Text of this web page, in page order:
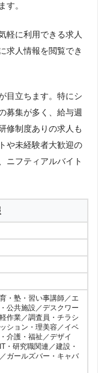
す。
軽に利用できる求人
求人情報を閲覧でき
目立ちます。特にシ
募集が多く、給与週
修制度ありの求人も
や未経験者大歓迎の
ニフティアルバイト
・塾・習い事講師／エ
公共施設／デスクワー
作業／調査員・チラシ
ション・理美容／イベ
介護・福祉／デザイ
・研究職関連／建設・
ガールズバー・キャバ